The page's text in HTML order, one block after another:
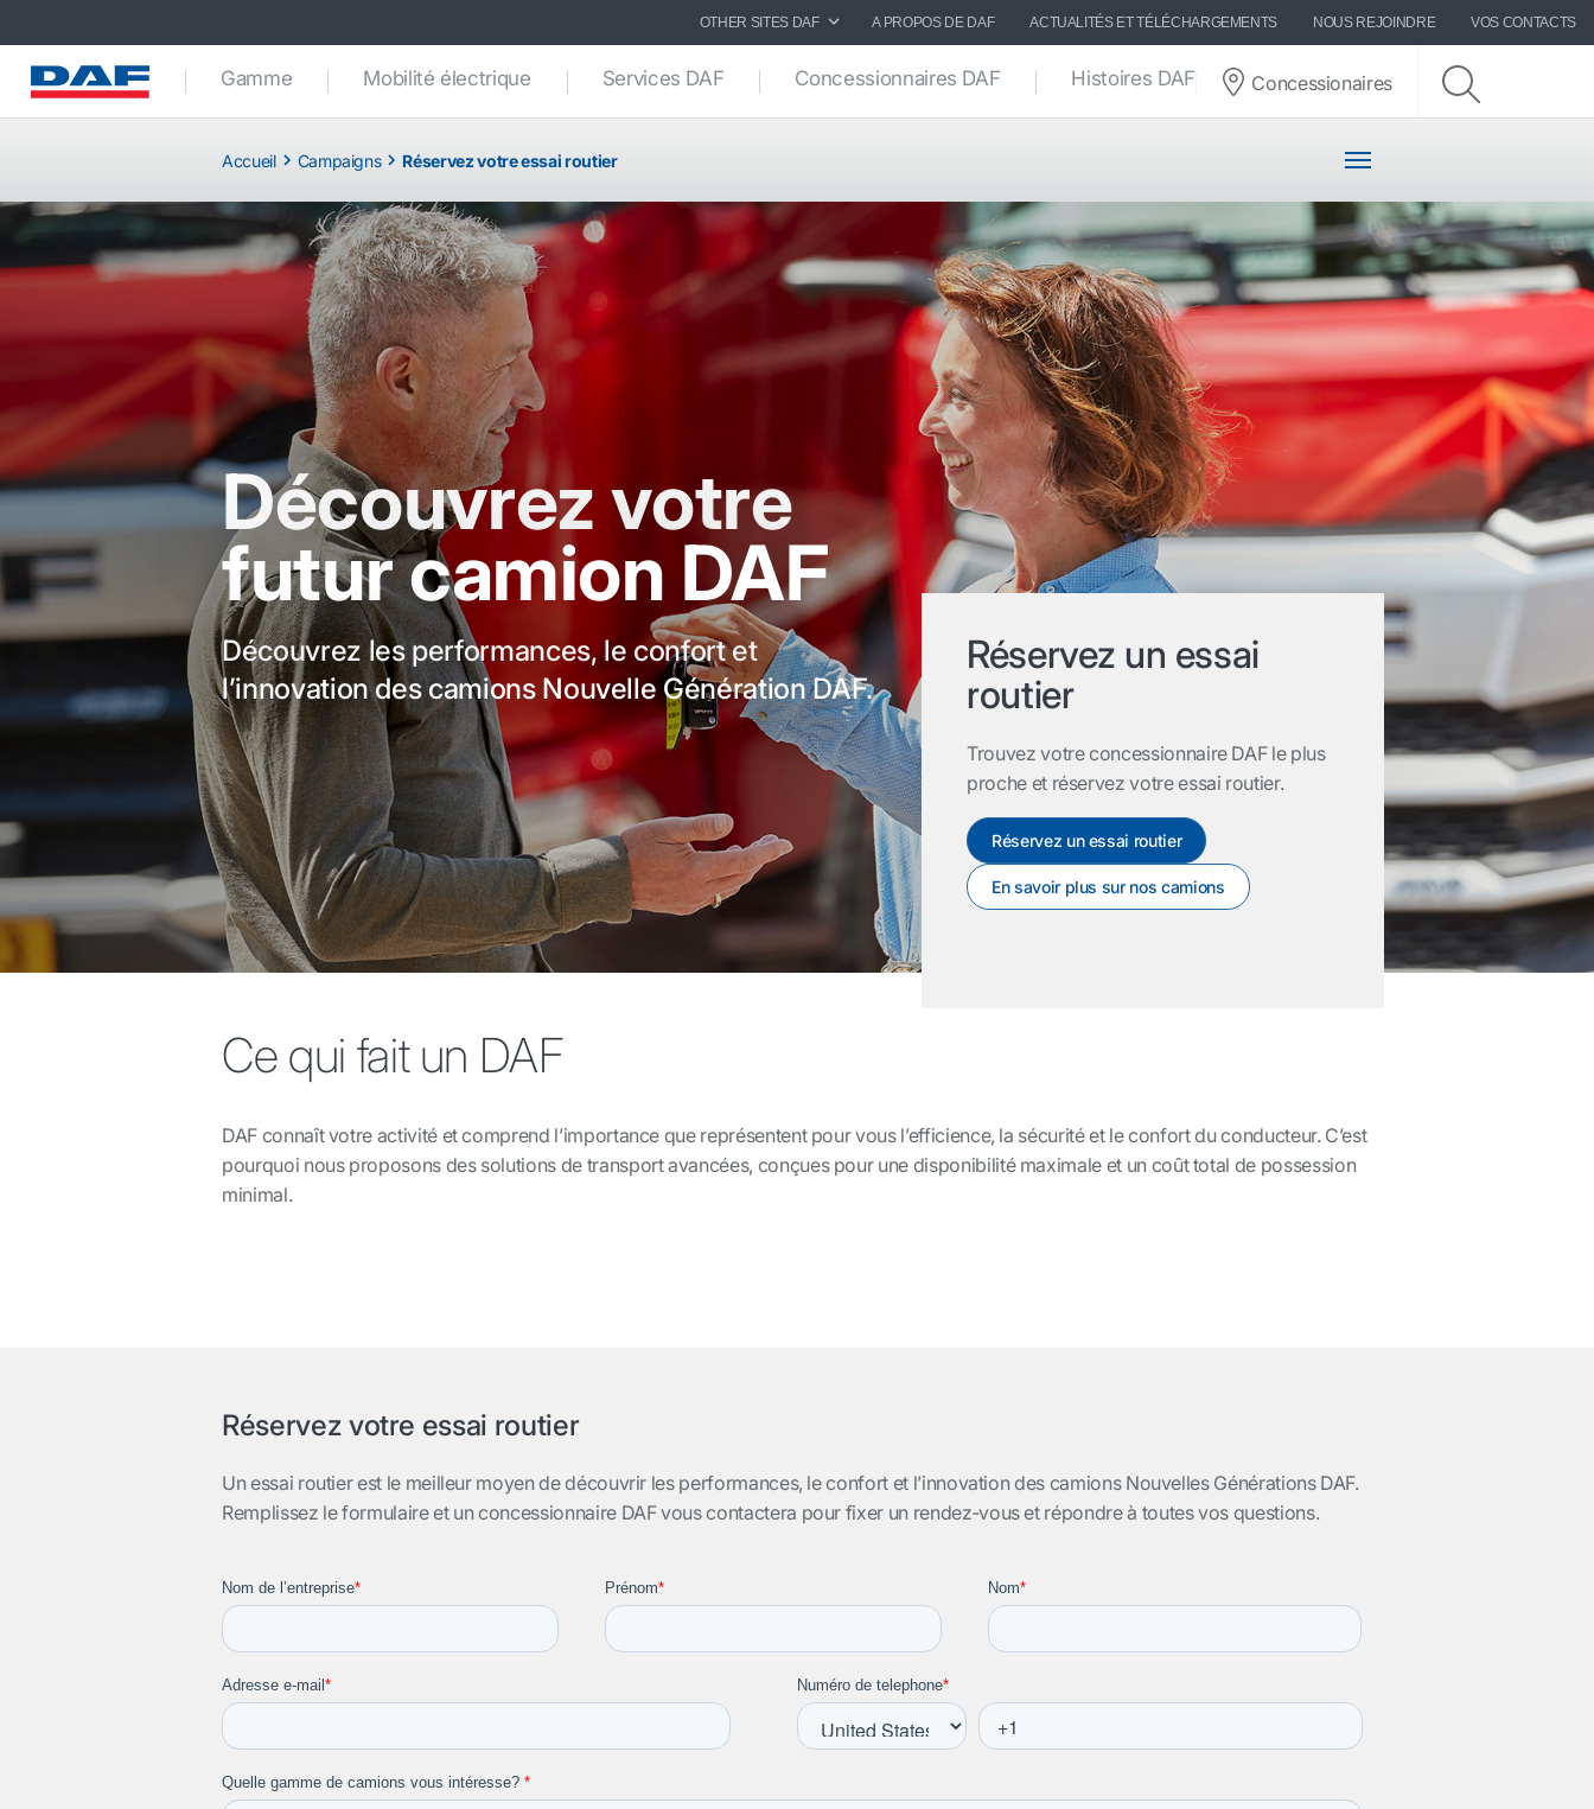
OTHER SITES DAF A PROPOS DE DAF ACTUALITÉS ET TÉLÉCHARGEMENTS NOUS REJOINDRE VOS CONTACTS
Gamme Mobilité électrique Services DAF Concessionnaires DAF Histoires DAF Concessionaires
Accueil Campaigns Réservez votre essai routier
Découvrez votre
futur camion DAF
Découvrez les performances, le confort et
l’innovation des camions Nouvelle Génération DAF.
Réservez un essai
routier
Trouvez votre concessionnaire DAF le plus
proche et réservez votre essai routier.
Réservez un essai routier
En savoir plus sur nos camions
Ce qui fait un DAF
DAF connaît votre activité et comprend l’importance que représentent pour vous l’efficience, la sécurité et le confort du conducteur. C’est
pourquoi nous proposons des solutions de transport avancées, conçues pour une disponibilité maximale et un coût total de possession
minimal.
Réservez votre essai routier
Un essai routier est le meilleur moyen de découvrir les performances, le confort et l’innovation des camions Nouvelles Générations DAF.
Remplissez le formulaire et un concessionnaire DAF vous contactera pour fixer un rendez‑vous et répondre à toutes vos questions.